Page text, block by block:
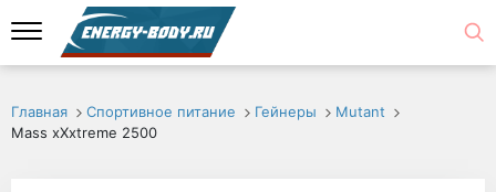
Главная Спортивное питание Гейнеры
Mutant
Mass xXxtreme 2500